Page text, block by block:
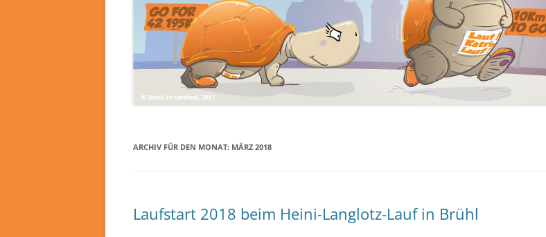
ARCHIV FÜR DEN MONAT: MÄRZ 2018
Laufstart 2018 beim Heini-Langlotz-Lauf in Brühl